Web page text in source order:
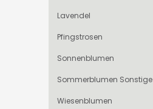
Lavendel
Pfingstrosen
Sonnenblumen
Sommerblumen Sonstige
Wiesenblumen